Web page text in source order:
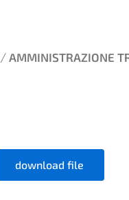
/ AMMINISTRAZIONE
download file